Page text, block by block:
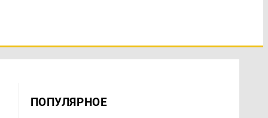
ПОПУЛЯРНОЕ